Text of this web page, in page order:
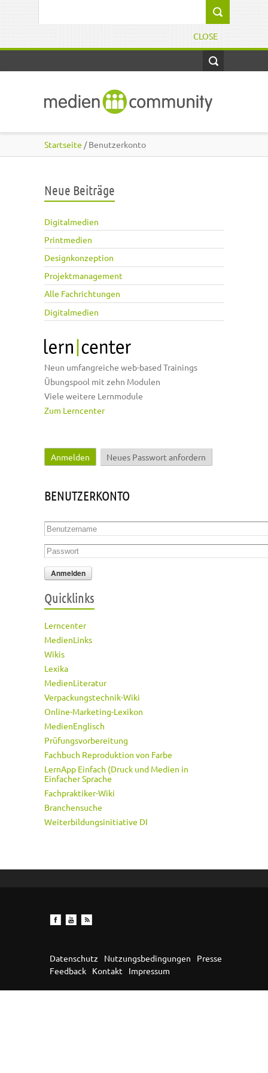
CLOSE
Startseite / Benutzerkonto
Neue Beiträge
Digitalmedien
Printmedien
Designkonzeption
Projektmanagement
Alle Fachrichtungen
Digitalmedien
Neun umfangreiche web-based Trainings
Übungspool mit zehn Modulen
Viele weitere Lernmodule
Zum Lerncenter
Haupt-Reiter
Anmelden (aktiver Reiter)
Neues Passwort anfordern
BENUTZERKONTO
Benutzername
Passwort
Quicklinks
Lerncenter
MedienLinks
Wikis
Lexika
MedienLiteratur
Verpackungstechnik-Wiki
Online-Marketing-Lexikon
MedienEnglisch
Prüfungsvorbereitung
Fachbuch Reproduktion von Farbe
LernApp Einfach (Druck und Medien in
Einfacher Sprache
Fachpraktiker-Wiki
Branchensuche
Weiterbildungsinitiative DI
Datenschutz Nutzungsbedingungen
Presse
Feedback
Kontakt Impressum